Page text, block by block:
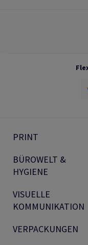
PRINT
BÜROWELT &
HYGIENE
VISUELLE
KOMMUNIKATION
VERPACKUNGEN